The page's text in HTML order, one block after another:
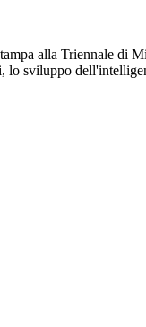
alla Triennale di
lo sviluppo